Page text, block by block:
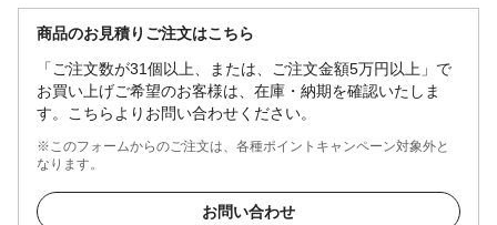
商品のお見積りご注文はこちら
「ご注文数が31個以上、または、ご注文金額5万円以上」で
お買い上げご希望のお客様は、在庫・納期を確認いたしま
す。こちらよりお問い合わせください。
※このフォームからのご注文は、各種ポイントキャンペーン対象外と
なります。
お問い合わせ